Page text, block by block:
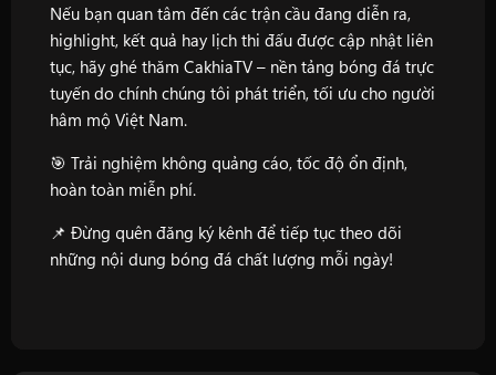
Nếu bạn quan tâm đến các trận cầu đang diễn ra,
highlight, kết quả hay lịch thi đấu được cập nhật liên
tục, hãy ghé thăm CakhiaTV – nền tảng bóng đá trực
tuyến do chính chúng tôi phát triển, tối ưu cho người
hâm mộ Việt Nam.
🎯 Trải nghiệm không quảng cáo, tốc độ ổn định,
hoàn toàn miễn phí.
📌 Đừng quên đăng ký kênh để tiếp tục theo dõi
những nội dung bóng đá chất lượng mỗi ngày!